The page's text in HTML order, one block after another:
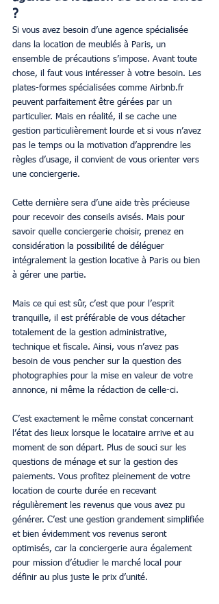
?
Si vous avez besoin d’une agence spécialisée
dans la location de meublés à Paris, un
ensemble de précautions s’impose. Avant toute
chose, il faut vous intéresser à votre besoin. Les
plates-formes spécialisées comme Airbnb.fr
peuvent parfaitement être gérées par un
particulier. Mais en réalité, il se cache une
gestion particulièrement lourde et si vous n’avez
pas le temps ou la motivation d’apprendre les
règles d’usage, il convient de vous orienter vers
une conciergerie.
Cette dernière sera d’une aide très précieuse
pour recevoir des conseils avisés. Mais pour
savoir quelle conciergerie choisir, prenez en
considération la possibilité de déléguer
intégralement la gestion locative à Paris ou bien
à gérer une partie.
Mais ce qui est sûr, c’est que pour l’esprit
tranquille, il est préférable de vous détacher
totalement de la gestion administrative,
technique et fiscale. Ainsi, vous n’avez pas
besoin de vous pencher sur la question des
photographies pour la mise en valeur de votre
annonce, ni même la rédaction de celle-ci.
C’est exactement le même constat concernant
l’état des lieux lorsque le locataire arrive et au
moment de son départ. Plus de souci sur les
questions de ménage et sur la gestion des
paiements. Vous profitez pleinement de votre
location de courte durée en recevant
régulièrement les revenus que vous avez pu
générer. C’est une gestion grandement simplifiée
et bien évidemment vos revenus seront
optimisés, car la conciergerie aura également
pour mission d’étudier le marché local pour
définir au plus juste le prix d’unité.